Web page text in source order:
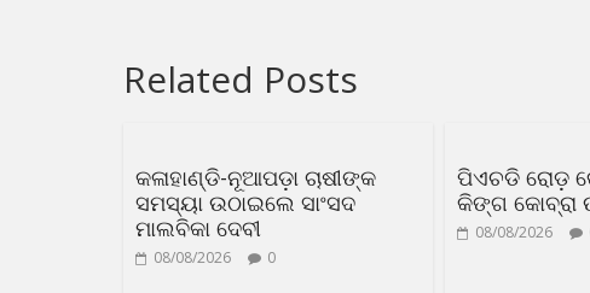
Related Posts
କଳାହାଣ୍ଡି-ନୂଆପଡ଼ା ଚାଷୀଙ୍କ
ସମସ୍ୟା ଉଠାଇଲେ ସାଂସଦ
ମାଲବିକା ଦେବୀ
08/08/2026 0
ପିଏଚଡି ରୋଡ଼
କିଙ୍ଗ କୋବ୍ରା
08/08/2026